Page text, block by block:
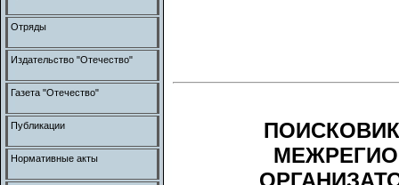
Отряды
Издательство "Отечество"
Газета "Отечество"
Публикации
Нормативные акты